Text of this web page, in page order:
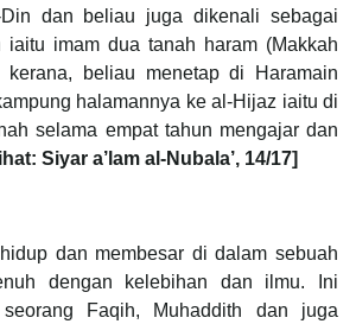
Din dan beliau juga dikenali sebagai
iaitu imam dua tanah haram (Makkah
beliau menetap di Haramain
halamannya ke al-Hijaz iaitu di
selama empat tahun mengajar dan
Siyar a’lam al-Nubala’, 14/17]
dan membesar di dalam sebuah
dengan kelebihan dan ilmu. Ini
Faqih, Muhaddith dan juga